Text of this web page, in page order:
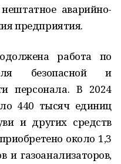
аварийно-
предприятия.
работа по
безопасной и
персонала. В 2024
440 тысяч единиц
и других средств
около 1,3
и газоанализаторов,